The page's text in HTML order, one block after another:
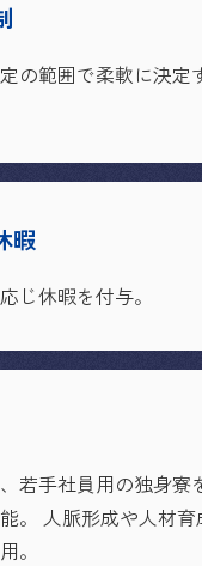
の範囲で柔軟に決定
暇
じ休暇を付与。
若手社員用の独身寮
。 人脈形成や人材
。